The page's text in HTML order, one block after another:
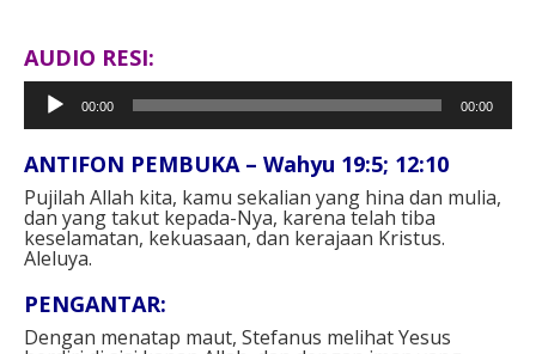
AUDIO RESI:
Pemutar
Audio
00:00 00:00
ANTIFON PEMBUKA – Wahyu 19:5; 12:10⁣
Pujilah Allah kita, kamu sekalian yang hina dan mulia,
dan yang takut kepada-Nya, karena telah tiba
keselamatan, kekuasaan, dan kerajaan Kristus.
Aleluya.⁣⁣
PENGANTAR⁣:
Dengan menatap maut, Stefanus melihat Yesus